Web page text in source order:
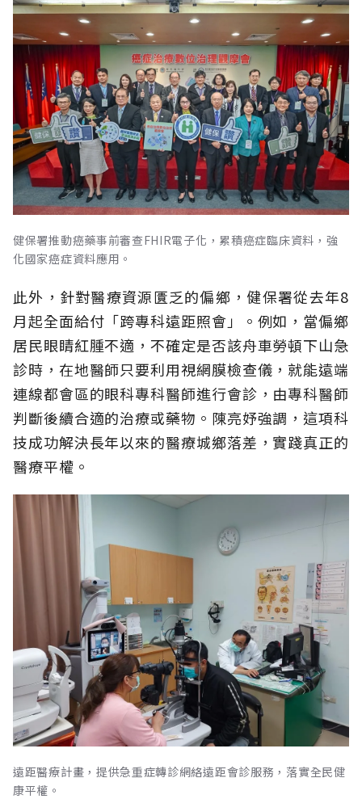
健保署推動癌藥事前審查FHIR電子化，累積癌症臨床資料，強
化國家癌症資料應用。
此外，針對醫療資源匱乏的偏鄉，健保署從去年8
月起全面給付「跨專科遠距照會」。例如，當偏鄉
居民眼睛紅腫不適，不確定是否該舟車勞頓下山急
診時，在地醫師只要利用視網膜檢查儀，就能遠端
連線都會區的眼科專科醫師進行會診，由專科醫師
判斷後續合適的治療或藥物。陳亮妤強調，這項科
技成功解決長年以來的醫療城鄉落差，實踐真正的
醫療平權。
遠距醫療計畫，提供急重症轉診網絡遠距會診服務，落實全民健
康平權。